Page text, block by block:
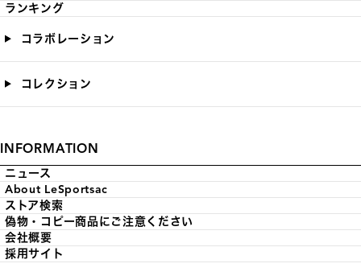
ランキング
コラボレーション
コレクション
INFORMATION
ニュース
About LeSportsac
ストア検索
偽物・コピー商品にご注意ください
会社概要
採用サイト